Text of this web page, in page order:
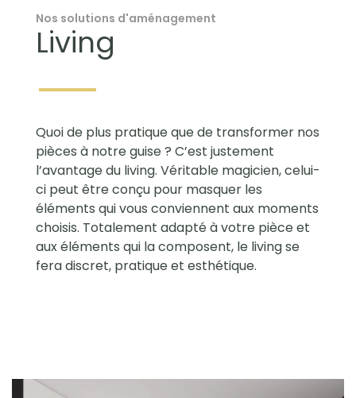
Nos solutions d'aménagement
Living
Quoi de plus pratique que de transformer nos
pièces à notre guise ? C’est justement
l’avantage du living. Véritable magicien, celui-
ci peut être conçu pour masquer les
éléments qui vous conviennent aux moments
choisis. Totalement adapté à votre pièce et
aux éléments qui la composent, le living se
fera discret, pratique et esthétique.